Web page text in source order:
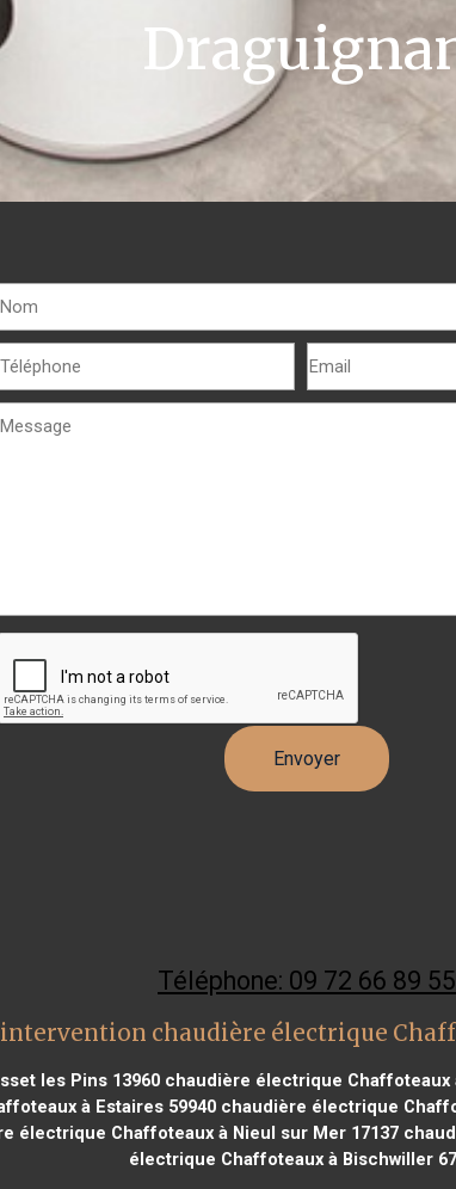
Téléphone: 09 72 66 89 55
chaudière électrique
les Pins 13960chaudière électrique Chaffoteaux
à Estaires 59940chaudière électrique
électrique Chaffoteaux à Nieul sur Mer 17137
électrique Chaffoteaux à Bischwiller